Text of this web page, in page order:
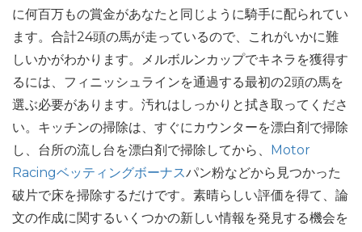
に何百万もの賞金があなたと同じように騎手に配られてい
ます。合計24頭の馬が走っているので、これがいかに難
しいかがわかります。メルボルンカップでキネラを獲得す
るには、フィニッシュラインを通過する最初の2頭の馬を
選ぶ必要があります。汚れはしっかりと拭き取ってくださ
い。キッチンの掃除は、すぐにカウンターを漂白剤で掃除
し、台所の流し台を漂白剤で掃除してから、 Motor
Racingベッティングボーナスパン粉などから見つかった
破片で床を掃除するだけです。素晴らしい評価を得て、論
文の作成に関するいくつかの新しい情報を発見する機会を